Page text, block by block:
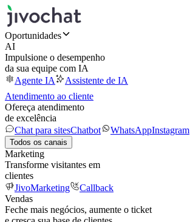
Oportunidades
AI
Impulsione o desempenho
da sua equipe com IA
Agente IA
Assistente de IA
Atendimento ao cliente
Ofereça atendimento
de excelência
Chat para sitesChatbot WhatsAppInstagram
Todos os canais
Marketing
Transforme visitantes em
clientes
JivoMarketing
Callback
Vendas
Feche mais negócios, aumente o ticket